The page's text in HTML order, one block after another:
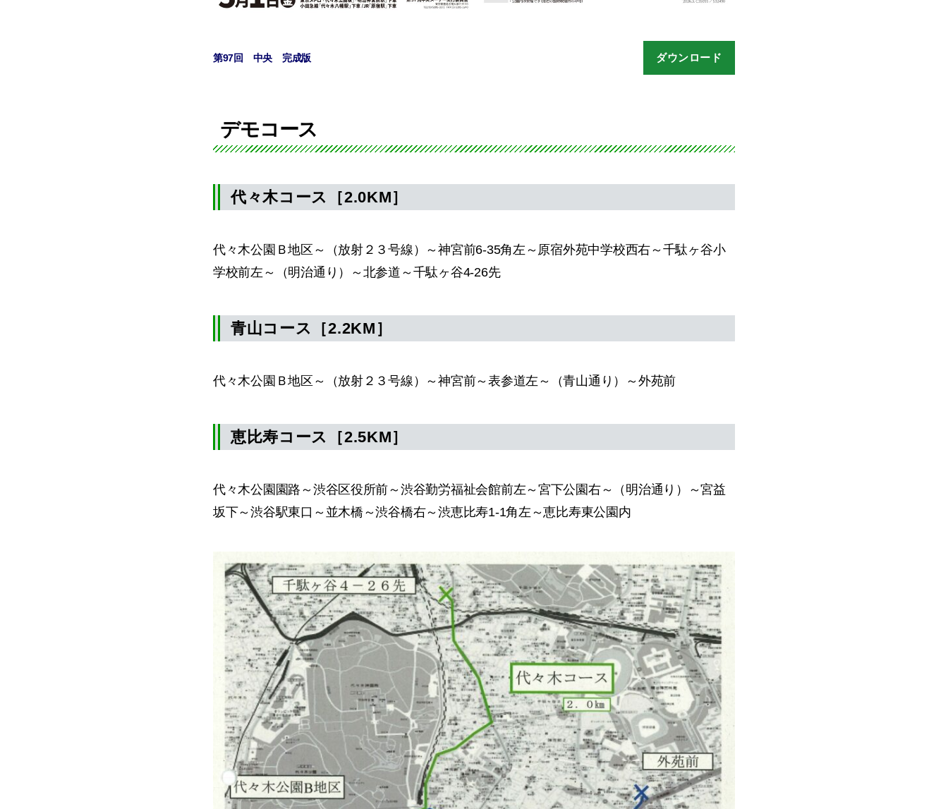
第97回 中央 完成版 ダウンロード
デモコース
代々木コース［2.0KM］
代々木公園Ｂ地区～（放射２３号線）～神宮前6-35角左～原宿外苑中学校西右～千駄ヶ谷小
学校前左～（明治通り）～北参道～千駄ヶ谷4-26先
青山コース［2.2KM］
代々木公園Ｂ地区～（放射２３号線）～神宮前～表参道左～（青山通り）～外苑前
恵比寿コース［2.5KM］
代々木公園園路～渋谷区役所前～渋谷勤労福祉会館前左～宮下公園右～（明治通り）～宮益
坂下～渋谷駅東口～並木橋～渋谷橋右～渋恵比寿1-1角左～恵比寿東公園内